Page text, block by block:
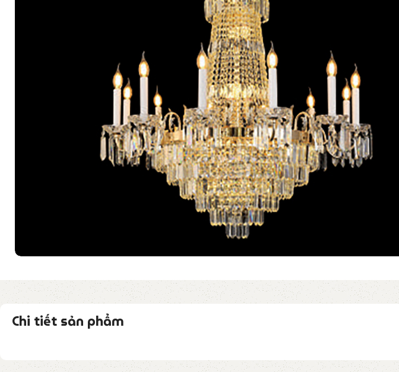
Chi tiết sản phẩm